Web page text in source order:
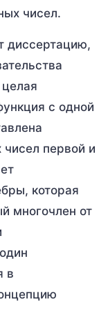
чисел.
диссертацию,
с одной
первой и
которая
многочлен от
в